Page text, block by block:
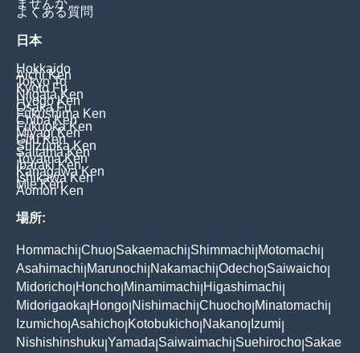
ませんか
よくある質問
日本
Hokkaido
Aichi Ken
Tokyo To
Kyoto Fu
Niigata Ken
Hyogo Ken
Osaka Fu
Fukushima Ken
Chiba Ken
Fukuoka Ken
Miyagi Ken
Gifu Ken
Shizuoka Ken
Saitama Ken
Toyama Ken
Ibaraki Ken
Kanagawa Ken
Ishikawa Ken
Mie Ken
Aomori Ken
場所:
Hommachi Chuo Sakaemachi Shimmachi Motomachi
Asahimachi Marunochi Nakamachi Odecho Saiwaicho
Midoricho Honcho Minamimachi Higashimachi
Midorigaoka Hongo Nishimachi Chuocho Minatomachi
Izumicho Asahicho Kotobukicho Nakano Izumi
Nishishinshuku Yamada Saiwaimachi Suehirocho Sakae